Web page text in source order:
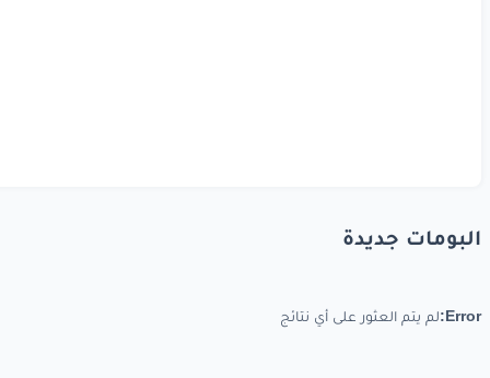
البومات جديدة
Error: لم يتم العثور على أي نتائج